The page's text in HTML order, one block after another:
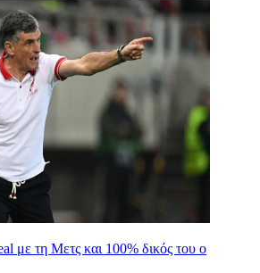
τη Μετς και 100% δικός του ο